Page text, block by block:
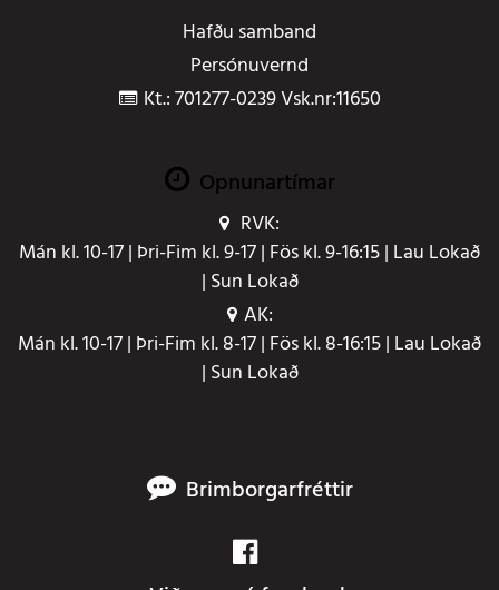
Hafðu samband
Persónuvernd
Kt.: 701277-0239 Vsk.nr:11650
Opnunartímar
RVK:
Mán kl. 10-17 | Þri-Fim kl. 9-17 | Fös kl. 9-16:15 | Lau Lokað
| Sun Lokað
AK:
Mán kl. 10-17 | Þri-Fim kl. 8-17 | Fös kl. 8-16:15 | Lau Lokað
| Sun Lokað
Brimborgarfréttir